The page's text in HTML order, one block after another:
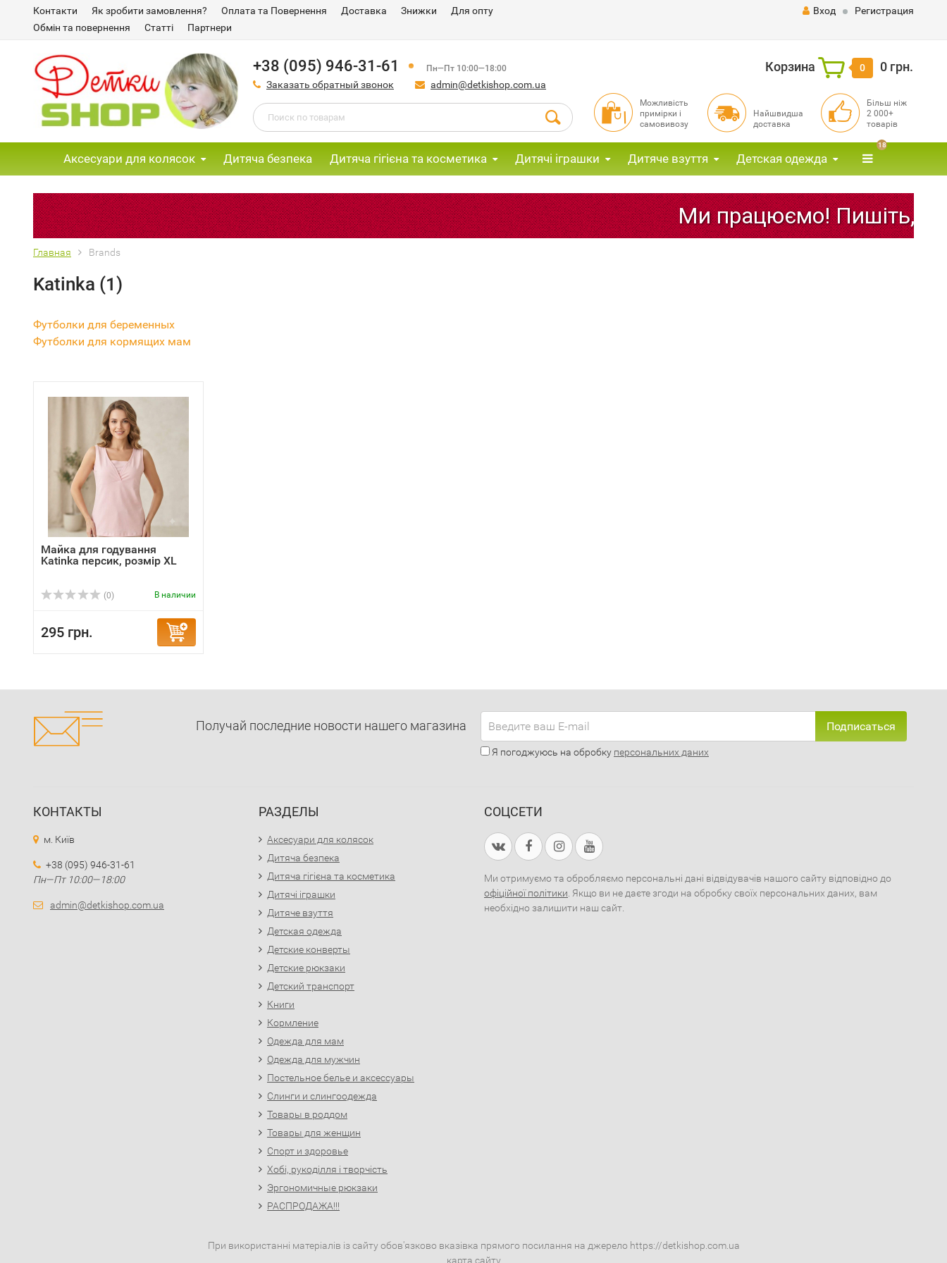
Контакти Як зробити замовлення? Оплата та Повернення Доставка Знижки
Для опту
Обмін та повернення
Статті Партнери
Вход Регистрация
+38 (095) 946-31-61 Пн—Пт 10:00—18:00
Заказать обратный звонок admin@detkishop.com.ua
Корзина 0 0 грн.
Можливість
примірки і
самовивозу
Найшвидша
доставка
Більш ніж
2 000+
товарів
Аксесуари для колясок Дитяча безпека Дитяча гігієна та косметика Дитячі іграшки Дитяче взуття Детская одежда
18
Ми працюємо! Пишіть,
Главная Brands
Katinka (1)
Футболки для беременных
Футболки для кормящих мам
Майка для годування
Katinka персик, розмір XL
(0) В наличии
295 грн.
Получай последние новости нашего магазина Подписаться
Я погоджуюсь на обробку персональних даних
КОНТАКТЫ
м. Київ
+38 (095) 946-31-61
Пн—Пт 10:00—18:00
admin@detkishop.com.ua
РАЗДЕЛЫ
Аксесуари для колясок
Дитяча безпека
Дитяча гігієна та косметика
Дитячі іграшки
Дитяче взуття
Детская одежда
Детские конверты
Детские рюкзаки
Детский транспорт
Книги
Кормление
Одежда для мам
Одежда для мужчин
Постельное белье и аксессуары
Слинги и слингоодежда
Товары в роддом
Товары для женщин
Спорт и здоровье
Хобі, рукоділля і творчість
Эргономичные рюкзаки
РАСПРОДАЖА!!!
СОЦСЕТИ
Ми отримуємо та обробляємо персональні дані відвідувачів нашого сайту відповідно до
офіційної політики . Якщо ви не даєте згоди на обробку своїх персональних даних, вам
необхідно залишити наш сайт.
При використанні матеріалів із сайту обов'язково вказівка прямого посилання на джерело https://detkishop.com.ua
карта сайту